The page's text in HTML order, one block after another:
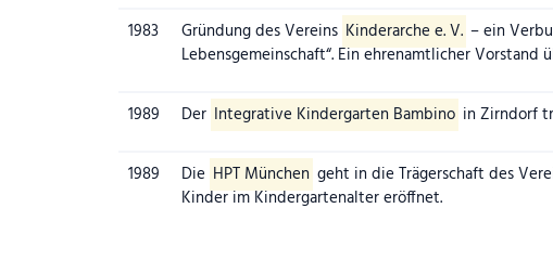
Jahr Ereignis
1983 Gründung des Vereins Kinderarche e. V. – ein
Lebensgemeinschaft“. Ein ehrenamtlicher
1989 Der Integrative Kindergarten Bambino in Zirndorf
1989 Die HPT München geht in die Trägerschaft des
Kinder im Kindergartenalter eröffnet.